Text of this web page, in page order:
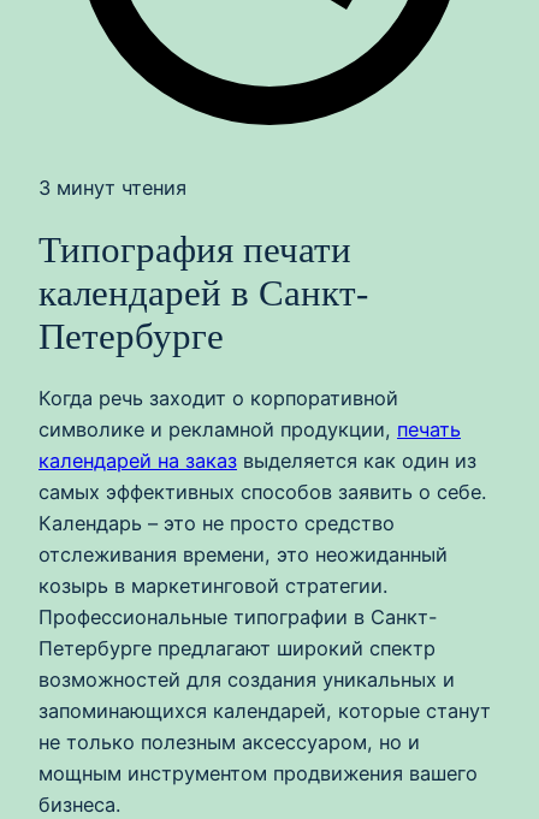
3 минут чтения
Типография печати
календарей в Санкт-
Петербурге
Когда речь заходит о корпоративной
символике и рекламной продукции, печать
календарей на заказ выделяется как один из
самых эффективных способов заявить о себе.
Календарь – это не просто средство
отслеживания времени, это неожиданный
козырь в маркетинговой стратегии.
Профессиональные типографии в Санкт-
Петербурге предлагают широкий спектр
возможностей для создания уникальных и
запоминающихся календарей, которые станут
не только полезным аксессуаром, но и
мощным инструментом продвижения вашего
бизнеса.